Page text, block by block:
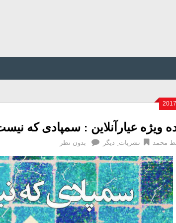
ویژه عیارآنلاین : سمپادی که
محمد نشریات ِ دیگر بدون نظر